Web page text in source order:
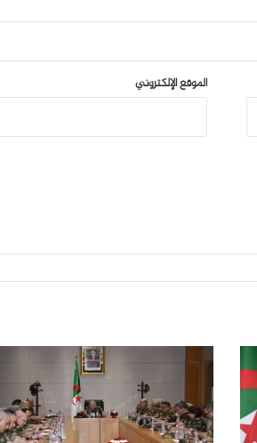
الموقع الإلكتروني